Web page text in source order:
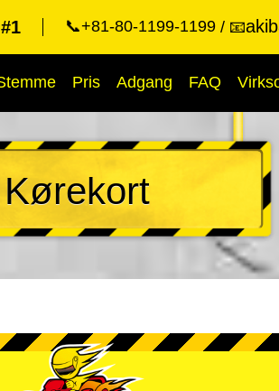
📞+81-80-1199-1199 📧
Pris Adgang FAQ
Kørekort